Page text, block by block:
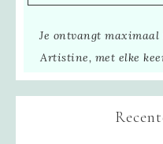
Je ontvangt
Artistine, met elke